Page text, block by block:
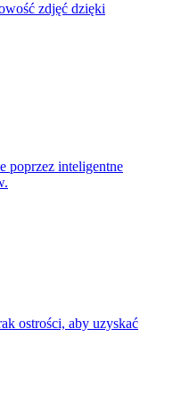
zdjęć dzięki
poprzez inteligentne
ostrości, aby uzyskać